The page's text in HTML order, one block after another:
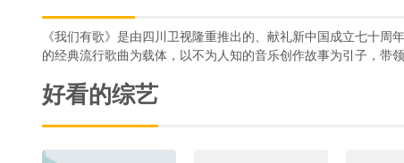
《我们有歌》是由四川卫视隆重推出的、献礼新中国成立七十
的经典流行歌曲为载体，以不为人知的音乐创作故事为引子，带
好看的综艺